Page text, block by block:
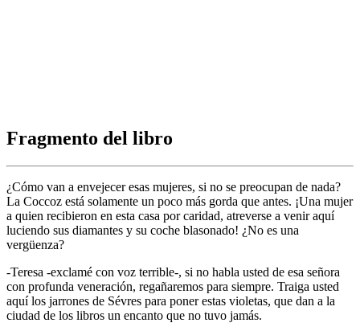
Fragmento del libro
¿Cómo van a envejecer esas mujeres, si no se preocupan de nada?
La Coccoz está solamente un poco más gorda que antes. ¡Una mujer
a quien recibieron en esta casa por caridad, atreverse a venir aquí
luciendo sus diamantes y su coche blasonado! ¿No es una
vergüenza?
-Teresa -exclamé con voz terrible-, si no habla usted de esa señora
con profunda veneración, regañaremos para siempre. Traiga usted
aquí los jarrones de Sévres para poner estas violetas, que dan a la
ciudad de los libros un encanto que no tuvo jamás.